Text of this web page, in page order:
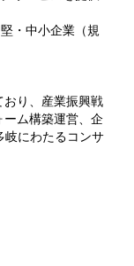
・中小企業（規
り、産業振興戦
ム構築運営、企
岐にわたるコンサ